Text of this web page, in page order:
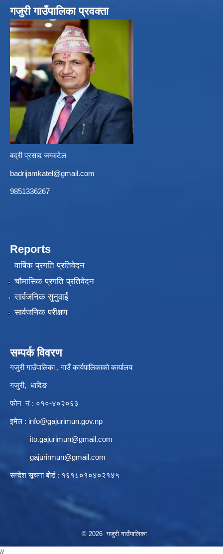
गजुरी गाउँपालिका प्रवक्ता
बद्री प्रसाद जम्कटेल
badrijamkatel@gmail.com
9851336267
Reports
वार्षिक प्रगति प्रतिवेदन
चौमासिक प्रगति प्रतिवेदन
सार्वजनिक सुनुवाई
सार्वजनिक परीक्षण
सम्पर्क विवरण
गजुरी गाउँपालिका , गाउँ कार्यपालिकाको कार्यालय
गजुरी, धादिङ
फोन नं : ०१०-४०२०६३
इमेल : info@gajurimun.gov.np
ito.gajurimun@gmail.com
gajurirmun@gmail.com
सन्देश सूचना बोर्ड : १६१८०१०४०२१४५
© 2026 गजुरी गाउँपालिका
//